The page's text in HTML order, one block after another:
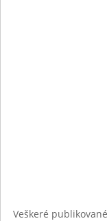
Veškeré